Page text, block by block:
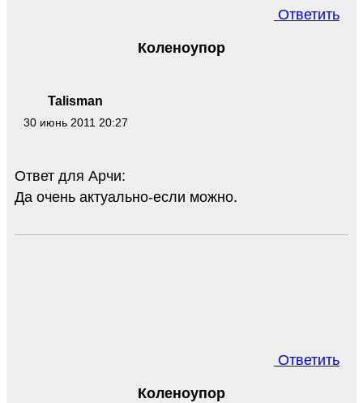
Ответить
Talisman
30 июнь 2011 20:27
Коленоупор
Ответ для Арчи:
Да очень актуально-если можно.
Ответить
Коленоупор